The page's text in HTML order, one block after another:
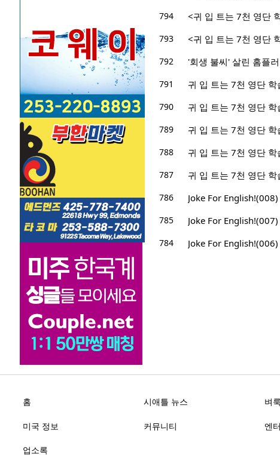
794 <귀 입 트는 7천 영단
793 <귀 입 트는 7천 영단
792 '회생 불씨' 살린 홈플
791 귀 입 트는 7천 영단
790 귀 입 트는 7천 영단
789 귀 입 트는 7천 영단
788 귀 입 트는 7천 영단
787 귀 입 트는 7천 영단
786 Joke For
785 Joke For
784 Joke For
홈 시애틀 뉴스 벼
미국 정보 커뮤니티 엔
업소록